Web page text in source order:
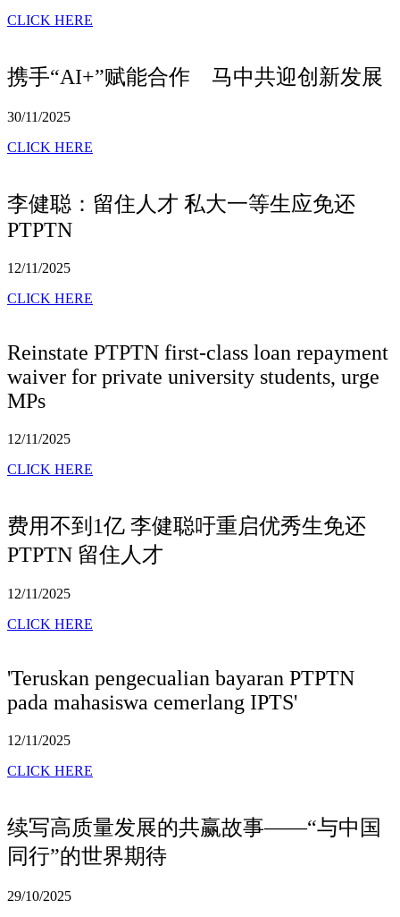
CLICK HERE
携手“AI+”赋能合作 马中共迎创新发展
30/11/2025
CLICK HERE
李健聪：留住人才 私大一等生应免还
PTPTN
12/11/2025
CLICK HERE
Reinstate PTPTN first-class loan repayment
waiver for private university students, urge
MPs
12/11/2025
CLICK HERE
费用不到1亿 李健聪吁重启优秀生免还
PTPTN 留住人才
12/11/2025
CLICK HERE
'Teruskan pengecualian bayaran PTPTN
pada mahasiswa cemerlang IPTS'
12/11/2025
CLICK HERE
续写高质量发展的共赢故事——“与中国
同行”的世界期待
29/10/2025